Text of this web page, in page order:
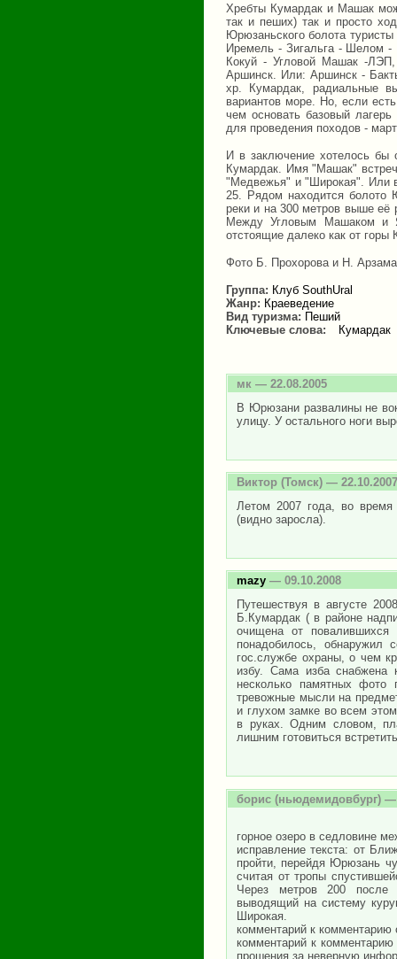
Хребты Кумардак и Машак
так и пеших) так и просто
Юрюзаньского болота
Иремель - Зигальга - Шелом
Кокуй - Угловой Машак -
Аршинск. Или: Аршинск -
хр. Кумардак,
вариантов море. Но, если
чем основать базовый
для проведения походов -
И в заключение хотелось бы
Кумардак. Имя "Машак"
"Медвежья" и "Широкая". Или
25. Рядом находится
реки и на 300 метров выше её
Между Угловым Машаком и
отстоящие далеко как от
Фото Б. Прохорова и Н.
Группа: Клуб SouthUral
Жанр: Краеведение
Вид туризма: Пеший
Ключевые слова:
Кумардак
мк — 22.08.2005
В Юрюзани развалины не
улицу. У остального ноги
Виктор (Томск) — 22.10.2007
Летом 2007 года, во время
(видно заросла).
mazy — 09.10.2008
Путешествуя в августе
Б.Кумардак ( в районе
очищена от
понадобилось,
гос.службе охраны, о чем
избу. Сама изба
несколько памятных
тревожные мысли на
и глухом замке во всем
в руках. Одним словом,
лишним готовиться
борис (ньюдемидовбург) —
горное озеро в седловине
исправление текста: от
пройти, перейдя Юрюзань
считая от тропы
Через метров 200 после
выводящий на систему
Широкая.
комментарий к
комментарий к
прошения за неверную